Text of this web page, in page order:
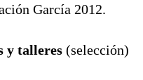
García 2012.
y talleres (selección)